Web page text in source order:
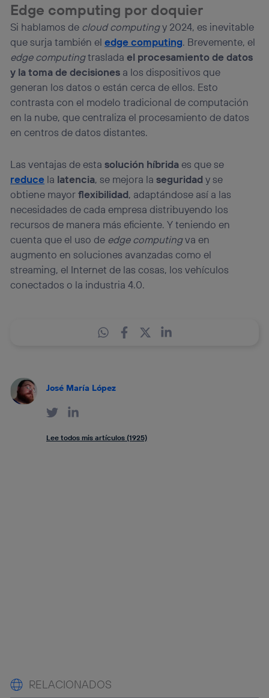
Edge computing por doquier
Si hablamos de cloud computingy 2024, es inevitable
que surja también eledge computing. Brevemente, el
edge computingtrasladael procesamiento de datos
y la toma de decisiones a los dispositivos que
generan los datos o están cerca de ellos. Esto
contrasta con el modelo tradicional de computación
en la nube, que centraliza el procesamiento de datos
en centros de datos distantes.
Las ventajas de estasolución híbridaes que se
reduce la latencia, se mejora laseguridady se
obtiene mayorflexibilidad, adaptándose así a las
necesidades de cada empresa distribuyendo los
recursos de manera más eficiente. Y teniendo en
cuenta que el uso de edge computingva en
augmento en soluciones avanzadas como el
streaming, el Internet de las cosas, los vehículos
conectados o la industria 4.0.
José María López
Lee todos mis artículos (1925)
RELACIONADOS